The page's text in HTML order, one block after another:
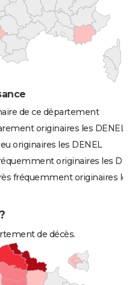
de ce département
originaires les DENEL
originaires les DENEL
originaires les
fréquemment originaires
de décès.